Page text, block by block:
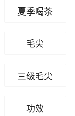
夏季喝茶
毛尖
三级毛尖
功效